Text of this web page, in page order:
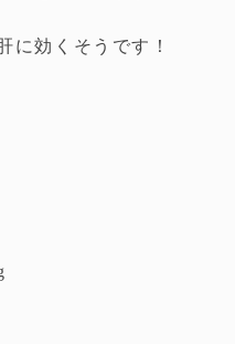
に効くそうです！